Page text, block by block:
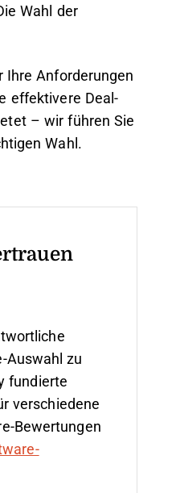
Wahl der
Ihre Anforderungen
effektivere Deal-
– wir führen Sie
Wahl.
Auswahl zu
fundierte
verschiedene
Bewertungen